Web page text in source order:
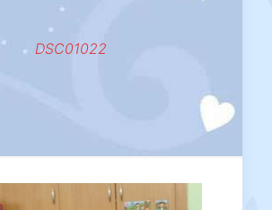
DSC01022